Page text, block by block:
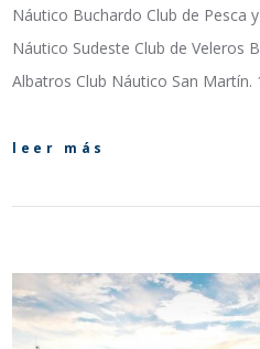
Náutico Buchardo Club de Pesca
Náutico Sudeste Club de Veleros
Albatros Club Náutico San
leer más